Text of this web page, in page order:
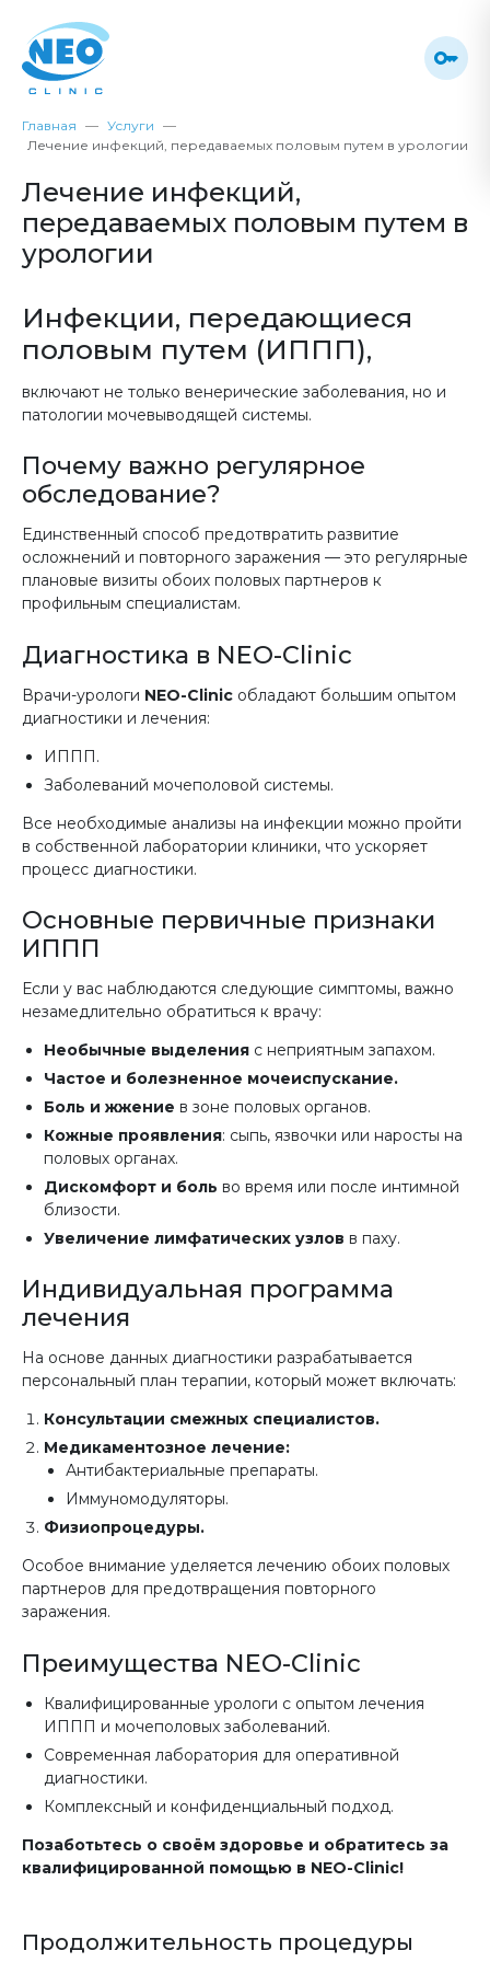
Главная
Услуги
Лечение инфекций, передаваемых половым путем в урологии
Лечение инфекций,
передаваемых половым путем в
урологии
Инфекции, передающиеся
половым путем (ИППП),
включают не только венерические заболевания, но и
патологии мочевыводящей системы.
Почему важно регулярное
обследование?
Единственный способ предотвратить развитие
осложнений и повторного заражения — это регулярные
плановые визиты обоих половых партнеров к
профильным специалистам.
Диагностика в NEO-Clinic
Врачи-урологи NEO-Clinic обладают большим опытом
диагностики и лечения:
ИППП.
Заболеваний мочеполовой системы.
Все необходимые анализы на инфекции можно пройти
в собственной лаборатории клиники, что ускоряет
процесс диагностики.
Основные первичные признаки
ИППП
Если у вас наблюдаются следующие симптомы, важно
незамедлительно обратиться к врачу:
Необычные выделения с неприятным запахом.
Частое и болезненное мочеиспускание.
Боль и жжение в зоне половых органов.
Кожные проявления: сыпь, язвочки или наросты на
половых органах.
Дискомфорт и боль во время или после интимной
близости.
Увеличение лимфатических узлов в паху.
Индивидуальная программа
лечения
На основе данных диагностики разрабатывается
персональный план терапии, который может включать:
Консультации смежных специалистов.
Медикаментозное лечение:
Антибактериальные препараты.
Иммуномодуляторы.
Физиопроцедуры.
Особое внимание уделяется лечению обоих половых
партнеров для предотвращения повторного
заражения.
Преимущества NEO-Clinic
Квалифицированные урологи с опытом лечения
ИППП и мочеполовых заболеваний.
Современная лаборатория для оперативной
диагностики.
Комплексный и конфиденциальный подход.
Позаботьтесь о своём здоровье и обратитесь за
квалифицированной помощью в NEO-Clinic!
Продолжительность процедуры